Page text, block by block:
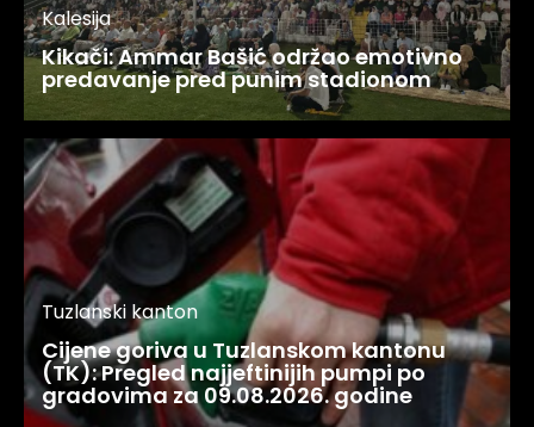
Kalesija
Kikači: Ammar Bašić održao emotivno
predavanje pred punim stadionom
Tuzlanski kanton
Cijene goriva u Tuzlanskom kantonu
(TK): Pregled najjeftinijih pumpi po
gradovima za 09.08.2026. godine